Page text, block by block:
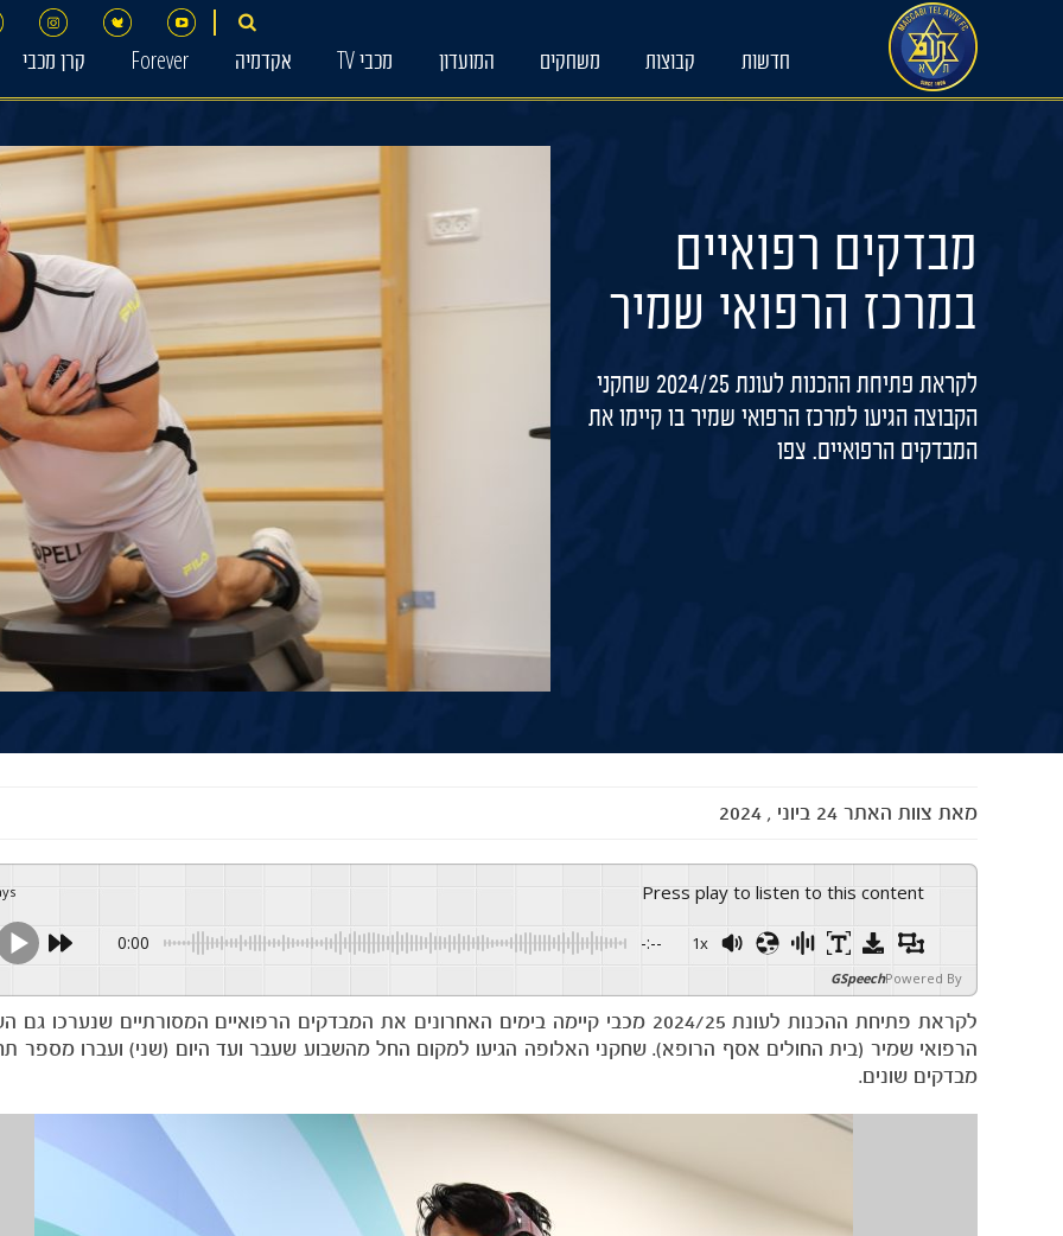
חדשות קבוצות משחקים המועדון מכבי TV אקדמיה Forever קרן מכבי
מבדקים רפואיים
במרכז הרפואי שמיר
לקראת פתיחת ההכנות לעונת 2024/25 שחקני
הקבוצה הגיעו למרכז הרפואי שמיר בו קיימו את
המבדקים הרפואיים. צפו
מאת צוות האתר 24 ביוני , 2024
Press play to listen to this content
0:00 -:-- 1x
Powered By
GSpeech
לקראת פתיחת ההכנות לעונת 2024/25 מכבי קיימה בימים האחרונים את המבדקים הרפואיים המסורתיים
הרפואי שמיר (בית החולים אסף הרופא). שחקני האלופה הגיעו למקום החל מהשבוע שעבר ועד היום (שני) ועברו מספר
מבדקים שונים.